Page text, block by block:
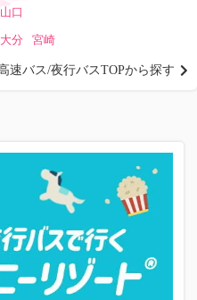
速バス/夜行バスTOPから探す
山口
大分 宮崎